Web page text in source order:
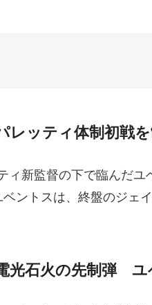
レッティ体制初戦
ィ新監督の下で臨んだ
ントスは、終盤のジェ
光石火の先制弾 ユ